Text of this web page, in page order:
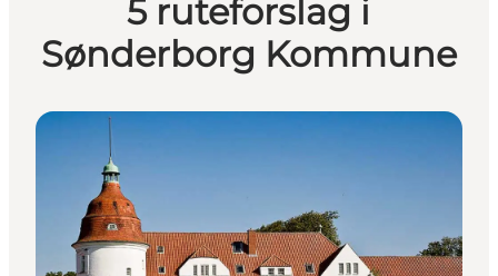
5 ruteforslag i
Sønderborg Kommune